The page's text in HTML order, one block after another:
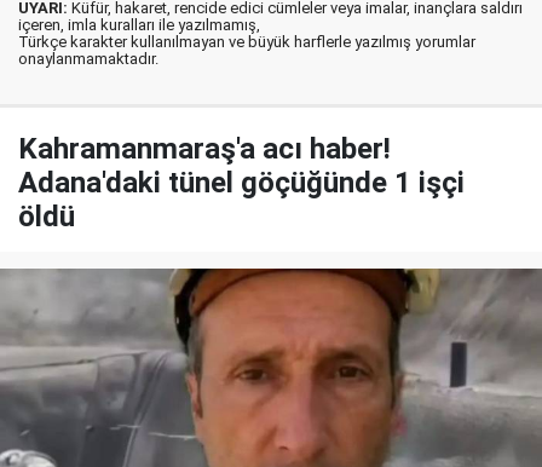
UYARI: Küfür, hakaret, rencide edici cümleler veya imalar, inançlara saldırı
içeren, imla kuralları ile yazılmamış,
Türkçe karakter kullanılmayan ve büyük harflerle yazılmış yorumlar
onaylanmamaktadır.
Kahramanmaraş'a acı haber!
Adana'daki tünel göçüğünde 1 işçi
öldü